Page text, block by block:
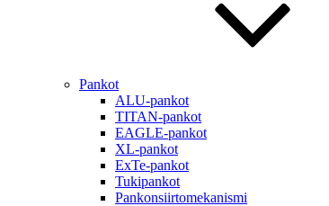
Pankot
ALU-pankot
TITAN-pankot
EAGLE-pankot
XL-pankot
ExTe-pankot
Tukipankot
Pankonsiirtomekanismi